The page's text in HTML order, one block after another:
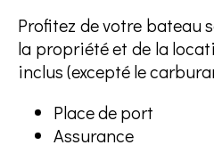
Profitez de votre bateau
la propriété et de la
inclus (excepté le
Place de port
Assurance